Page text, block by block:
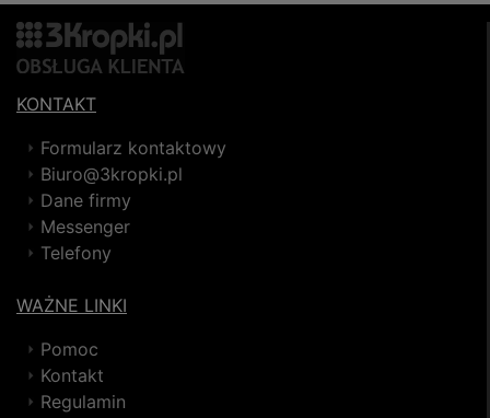
KONTAKT
Formularz kontaktowy
Biuro@3kropki.pl
Dane firmy
Messenger
Telefony
WAŻNE LINKI
Pomoc
Kontakt
Regulamin